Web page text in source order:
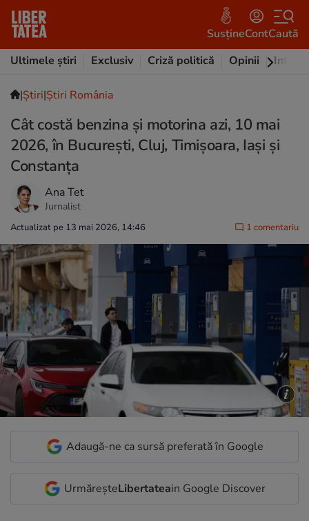
SusțineContCaută
Ultimele știri
Exclusiv Criză politică Opinii
|Ştiri|Știri România
Cât costă benzina și motorina azi, 10 mai
2026, în București, Cluj, Timișoara, Iași și
Constanța
Ana Tet
Jurnalist
Actualizat pe 13 mai 2026, 14:46 1 comentariu
Adaugă-ne ca sursă preferată în Google
UrmăreșteLibertateain Google Discover